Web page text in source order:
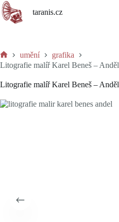
Skip
to
content
taranis.cz
Home
umění
grafika
Litografie malíř Karel Beneš – Anděl
Litografie malíř Karel Beneš – Anděl